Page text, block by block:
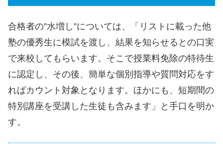
合格者の”水増し”については、「リストに載った他
塾の優秀生に模試を渡し、結果を知らせるとの口実
で来校してもらいます。そこで授業料免除の特待生
に認定し、その後、簡単な個別指導や質問対応をす
ればカウント対象となります。ほかにも、短期間の
特別講座を受講した生徒も含みます」と手口を明か
す。